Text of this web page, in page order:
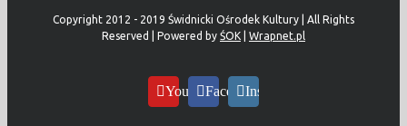
Copyright 2012 - 2019 Świdnicki Ośrodek Kultury | All Rights
Reserved | Powered by ŚOK Wrapnet.pl
YouTubeFacebookInstagram